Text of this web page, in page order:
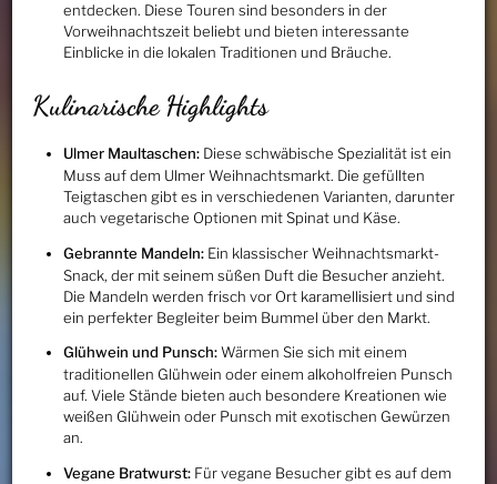
entdecken. Diese Touren sind besonders in der
Vorweihnachtszeit beliebt und bieten interessante
Einblicke in die lokalen Traditionen und Bräuche.
Kulinarische Highlights
Ulmer Maultaschen:Diese schwäbische Spezialität ist ein
Muss auf dem Ulmer Weihnachtsmarkt. Die gefüllten
Teigtaschen gibt es in verschiedenen Varianten, darunter
auch vegetarische Optionen mit Spinat und Käse.
Gebrannte Mandeln:Ein klassischer Weihnachtsmarkt-
Snack, der mit seinem süßen Duft die Besucher anzieht.
Die Mandeln werden frisch vor Ort karamellisiert und sind
ein perfekter Begleiter beim Bummel über den Markt.
Glühwein und Punsch:Wärmen Sie sich mit einem
traditionellen Glühwein oder einem alkoholfreien Punsch
auf. Viele Stände bieten auch besondere Kreationen wie
weißen Glühwein oder Punsch mit exotischen Gewürzen
an.
Vegane Bratwurst:Für vegane Besucher gibt es auf dem